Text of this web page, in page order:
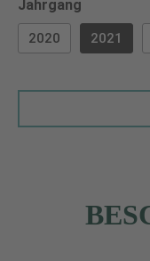
Jahrgang
2020 2021